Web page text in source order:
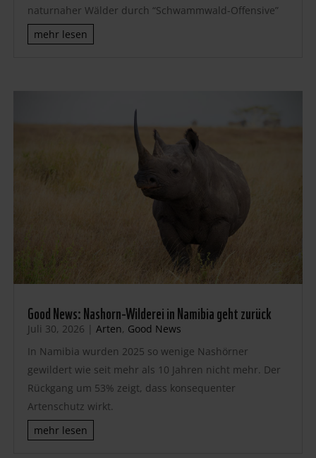
naturnaher Wälder durch “Schwammwald-Offensive”
mehr lesen
Good News: Nashorn-Wilderei in Namibia geht zurück
Juli 30, 2026 | Arten, Good News
In Namibia wurden 2025 so wenige Nashörner
gewildert wie seit mehr als 10 Jahren nicht mehr. Der
Rückgang um 53% zeigt, dass konsequenter
Artenschutz wirkt.
mehr lesen